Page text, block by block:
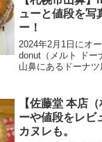
た...
ューと値段を写
ー！
2024年2月1日にオ
donut（メルト ドー
山鼻にあるドーナツ
も、お土産にも向
てきたので、...
【佐藤堂 本店
ーや値段をレビ
カヌレも。